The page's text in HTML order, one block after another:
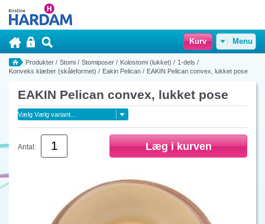
Kurv Menu
Produkter / Stomi / Stomiposer / Kolostomi (lukket) / 1-dels /
Konveks klæber (skåleformet) / Eakin Pelican / EAKIN Pelican convex, lukket pose
EAKIN Pelican convex, lukket pose
Antal: